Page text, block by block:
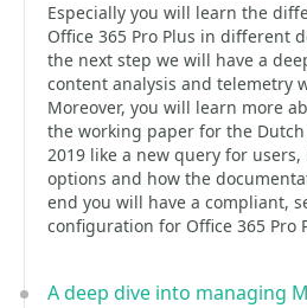
Especially you will learn the
Office 365 Pro Plus in different
the next step we will have a
content analysis and telemetry
Moreover, you will learn more
the working paper for the
2019 like a new query for users,
options and how the
end you will have a compliant,
configuration for Office 365 Pro
A deep dive into managing